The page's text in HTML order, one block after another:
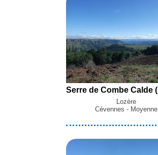
Lozère
Cévennes - Moyenne